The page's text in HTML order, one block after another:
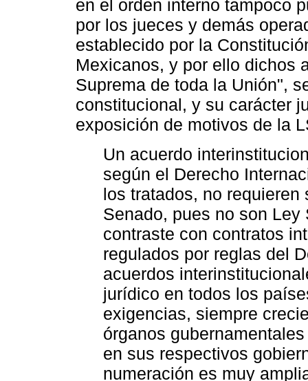
en el orden interno tampoco
por los jueces y demás
establecido por la
Mexicanos, y por ello dichos
Suprema de toda la Unión",
constitucional, y su carácter
exposición de motivos de la
Un acuerdo
según el Derecho
los tratados, no
Senado, pues no son
contraste con contratos
regulados por reglas del
acuerdos
jurídico en todos los
exigencias, siempre
órganos
en sus respectivos
numeración es muy